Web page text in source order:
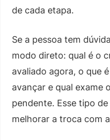
de cada etapa.
Se a pessoa tem
modo direto: qual é o
avaliado agora, o que
avançar e qual exame
pendente. Esse tipo
melhorar a troca com